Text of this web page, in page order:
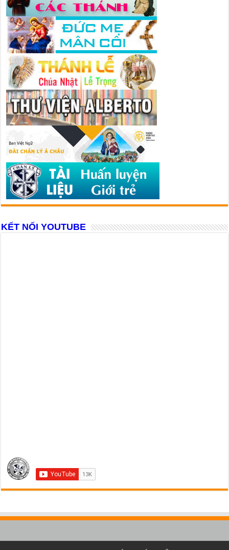
KẾT NỐI YOUTUBE